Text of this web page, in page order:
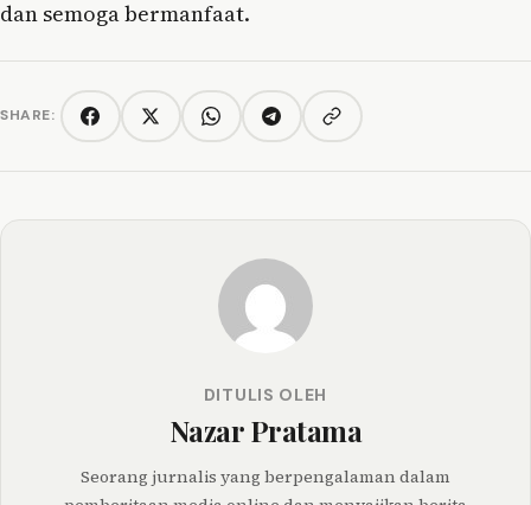
dan semoga bermanfaat.
SHARE: FacebookTwitter/XWhatsAppTelegramCopy link
DITULIS OLEH
Nazar Pratama
Seorang jurnalis yang berpengalaman dalam